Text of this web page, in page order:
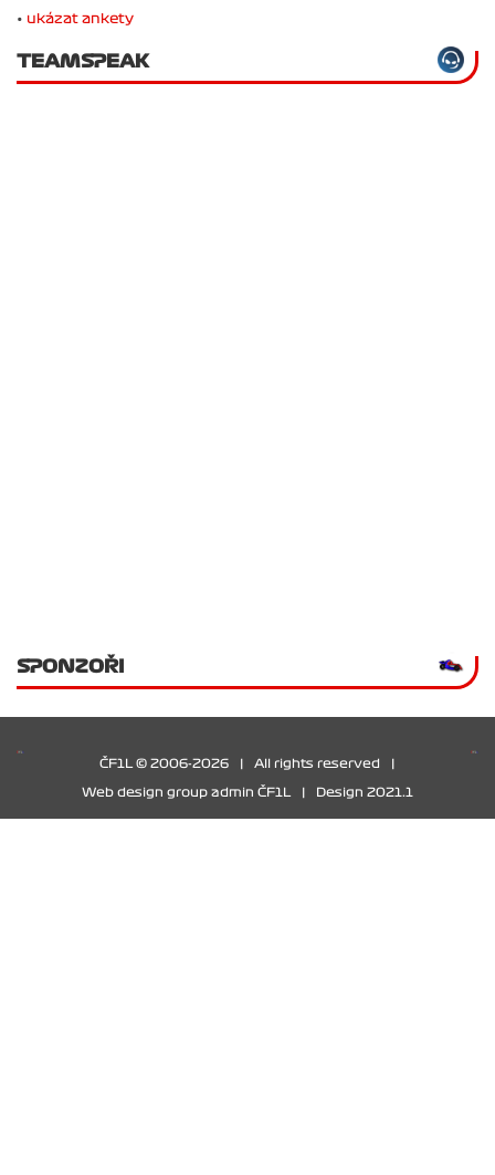
• ukázat ankety
TEAMSPEAK
SPONZOŘI
ČF1L © 2006-2026 All rights reserved
Web design group admin ČF1L Design 2021.1